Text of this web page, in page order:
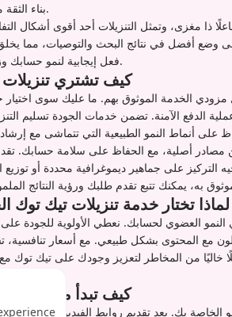
بناء الثقة مع جمهورهم.
ذا مغزى، وتمثل التنزيلات أحد أقوى أشكال
وضع أفضل في نتائج البحث والتوصيات، مما
فعل إيجابية لنمو حسابك وزيادة ظهوره.
كيف تشتري
الخدمة الموثوق بهم. ما عليك سوى
الدفع الآمنة. تضمن خدمات الجودة تسليم
مصادر أصلية، مع الحفاظ على سلامة حسابك.
على جماهير ديموغرافية محددة أو توزيع
لماذا تختار خدمة تنزيلات تيك توك
النمو العضوي لحسابك. نعطي الأولوية للجودة على
مع المحتوى بشكل طبيعي. مع أسعار تنافسية،
خاليًا من المخاطر لتعزيز وجودك على تيك توك
كيف تبدأ مع تنزيلات
الخاصة بك. بعد تقديم روابط الفيديو الخاصة بك